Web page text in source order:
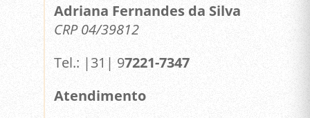
Adriana Fernandes da Silva
CRP 04/39812
Tel.: |31| 97221-7347
Atendimento